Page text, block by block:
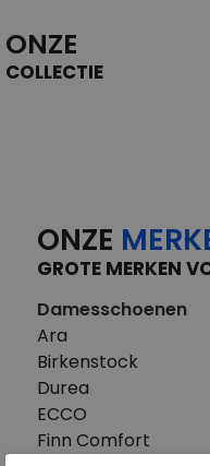
ONZE
COLLECTIE
ONZE
GROTE MERKEN
Damesschoenen
Ara
Birkenstock
Durea
ECCO
Finn Comfort